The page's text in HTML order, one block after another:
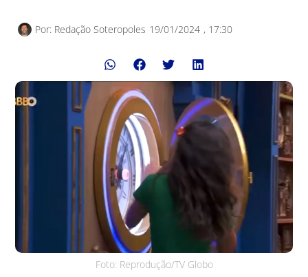
Por: Redação Soteropoles 19/01/2024 , 17:30
Foto: Reprodução/TV Globo